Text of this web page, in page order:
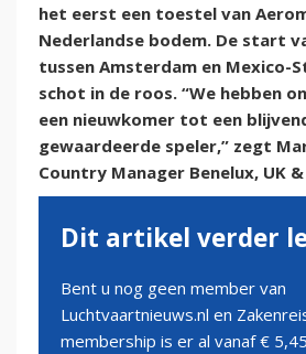
het eerst een toestel van
Nederlandse bodem. De start
tussen Amsterdam en Mexico-
schot in de roos. “We hebben
een nieuwkomer tot een
gewaardeerde speler,” zegt
Country Manager Benelux, UK
Dit artikel verder
Bent u nog geen member van
Luchtvaartnieuws.nl en
membership is er al vanaf €